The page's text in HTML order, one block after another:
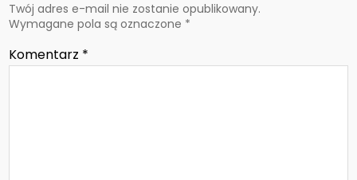
Twój adres e-mail nie zostanie opublikowany.
Wymagane pola są oznaczone *
Komentarz *